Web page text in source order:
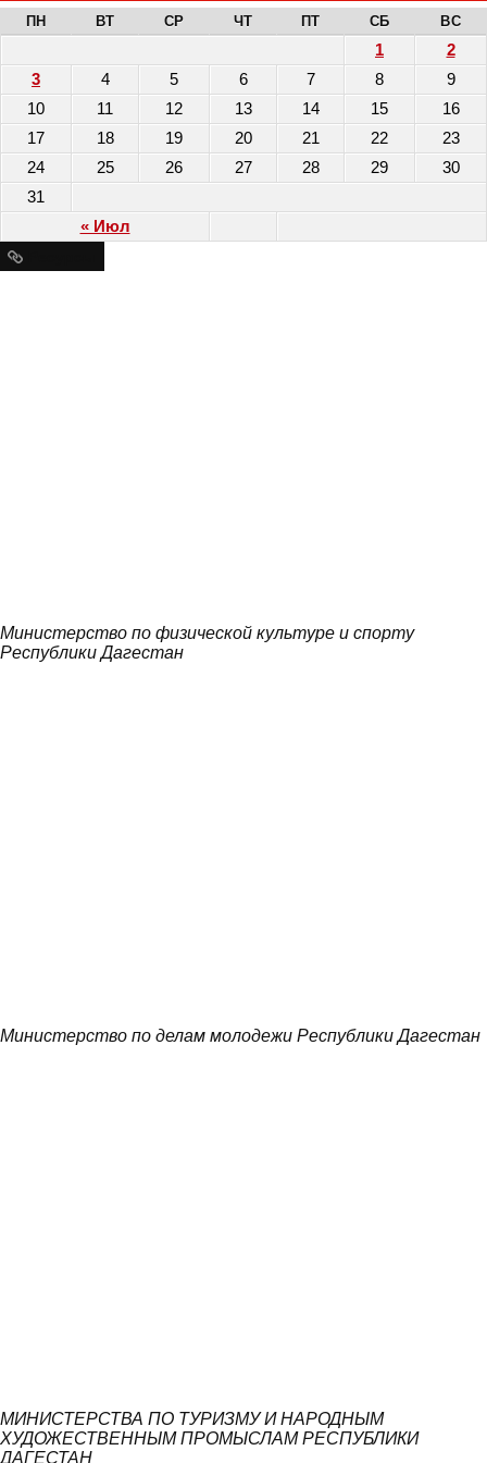
ПН ВТ СР ЧТ ПТ СБ ВС
« Июл
1
2
3
4 5 6 7 8
9
10
11 12 13 14 15
16
17
18 19 20 21 22
23
24
25 26 27 28 29
30
31
Министерство по физической культуре и спорту
Республики Дагестан
Министерство по делам молодежи Республики Дагестан
МИНИСТЕРСТВА ПО ТУРИЗМУ И НАРОДНЫМ
ХУДОЖЕСТВЕННЫМ ПРОМЫСЛАМ РЕСПУБЛИКИ
ДАГЕСТАН